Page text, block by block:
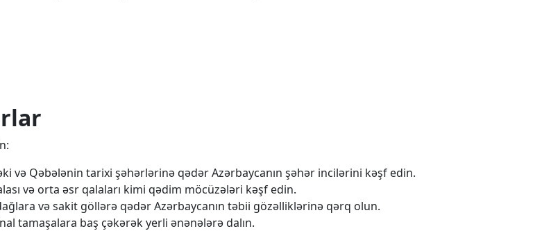
və Qəbələnin tarixi şəhərlərinə qədər Azərbaycanın şəhər incilərini kəşf edin.
və orta əsr qalaları kimi qədim möcüzələri kəşf edin.
və sakit göllərə qədər Azərbaycanın təbii gözəlliklərinə qərq olun.
tamaşalara baş çəkərək yerli ənənələrə dalın.